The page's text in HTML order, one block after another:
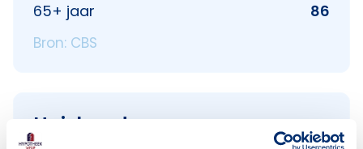
65+ jaar
86
Bron: CBS
Huishoudens